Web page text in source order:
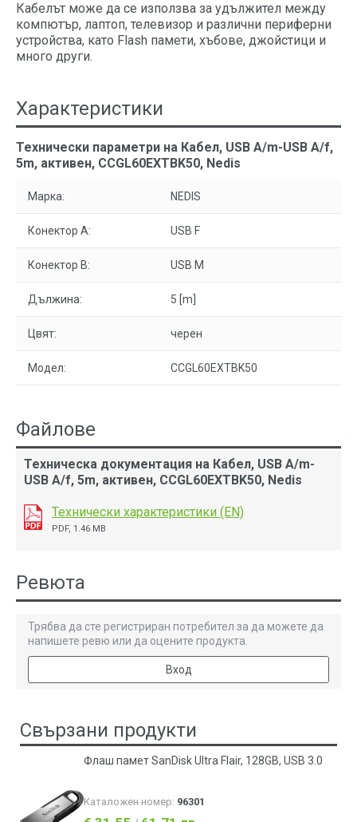
Кабелът може да се използва за удължител между
компютър, лаптоп, телевизор и различни периферни
устройства, като Flash памети, хъбове, джойстици и
много други.
Характеристики
Технически параметри на Кабел, USB А/m-USB А/f,
5m, активен, CCGL60EXTBK50, Nedis
Марка: NEDIS
Конектор A: USB F
Конектор B: USB M
Дължина: 5 [m]
Цвят: черен
Модел: CCGL60EXTBK50
Файлове
Техническа документация на Кабел, USB А/m-
USB А/f, 5m, активен, CCGL60EXTBK50, Nedis
Технически характеристики (EN)
PDF, 1.46 MB
Ревюта
Трябва да сте регистриран потребител за да можете да
напишете ревю или да оцените продукта.
Вход
Свързани продукти
Флаш памет SanDisk Ultra Flair, 128GB, USB 3.0
Каталожен номер: 96301